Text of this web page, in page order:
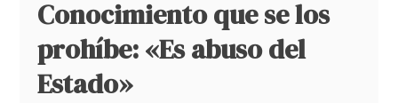
Conocimiento que se los
prohíbe: «Es abuso del
Estado»